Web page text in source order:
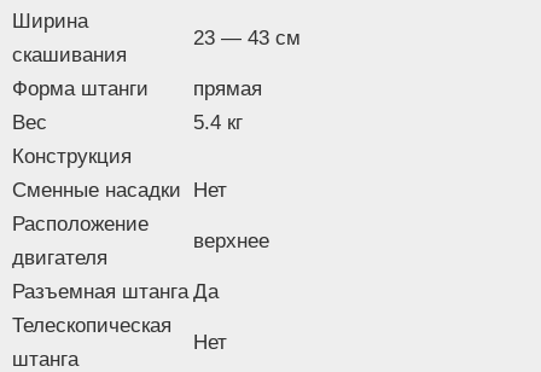
Ширина
скашивания
23 — 43 см
Форма штанги
прямая
Вес
5.4 кг
Конструкция
Сменные насадки
Нет
Расположение
двигателя
верхнее
Разъемная штанга Да
Телескопическая
штанга
Нет